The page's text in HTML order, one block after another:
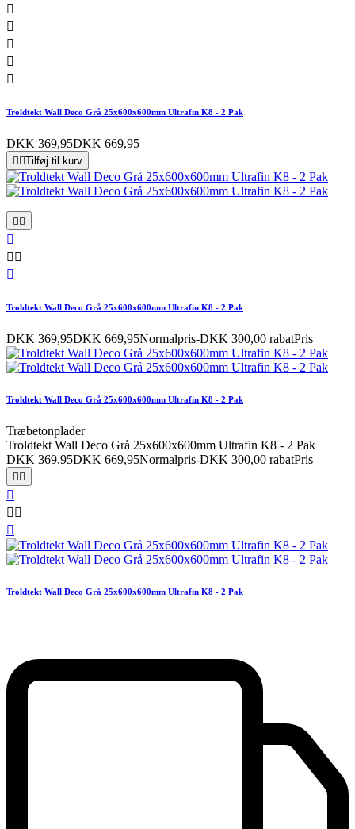





Troldtekt Wall Deco Grå 25x600x600mm Ultrafin K8 - 2 Pak
DKK 369,95DKK 669,95
 Tilføj til kurv
 

 

Troldtekt Wall Deco Grå 25x600x600mm Ultrafin K8 - 2 Pak
DKK 369,95DKK 669,95Normalpris-DKK 300,00 rabatPris
Troldtekt Wall Deco Grå 25x600x600mm Ultrafin K8 - 2 Pak
Træbetonplader
Troldtekt Wall Deco Grå 25x600x600mm Ultrafin K8 - 2 Pak
DKK 369,95DKK 669,95Normalpris-DKK 300,00 rabatPris
 

 

Troldtekt Wall Deco Grå 25x600x600mm Ultrafin K8 - 2 Pak